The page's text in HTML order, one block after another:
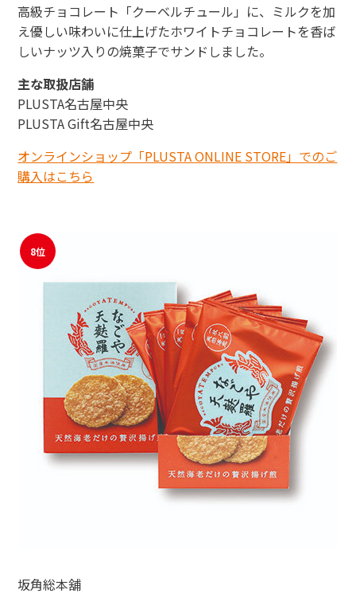
高級チョコレート「クーベルチュール」に、ミルクを加
え優しい味わいに仕上げたホワイトチョコレートを香ば
しいナッツ入りの焼菓子でサンドしました。
主な取扱店舗
PLUSTA名古屋中央
PLUSTA Gift名古屋中央
オンラインショップ「PLUSTA ONLINE STORE」でのご
購入はこちら
8位
坂角総本舖